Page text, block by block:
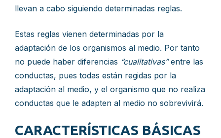
llevan a cabo siguiendo determinadas reglas.
Estas reglas vienen determinadas por la
adaptación de los organismos al medio. Por tanto
no puede haber diferencias “cualitativas”entre las
conductas, pues todas están regidas por la
adaptación al medio, y el organismo que no realiza
conductas que le adapten al medio no sobrevivirá.
CARACTERÍSTICAS BÁSICAS